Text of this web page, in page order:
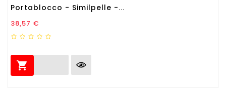
Portablocco - Similpelle -...
Prezzo
38,57 €
